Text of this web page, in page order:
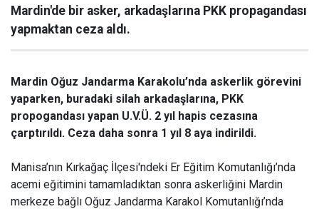
Mardin'de bir asker, arkadaşlarına PKK propagandası
yapmaktan ceza aldı.
Mardin Oğuz Jandarma Karakolu’nda askerlik görevini
yaparken, buradaki silah arkadaşlarına, PKK
propogandası yapan U.V.Ü. 2 yıl hapis cezasına
çarptırıldı. Ceza daha sonra 1 yıl 8 aya indirildi.
Manisa’nın Kırkağaç İlçesi'ndeki Er Eğitim Komutanlığı’nda
acemi eğitimini tamamladıktan sonra askerliğini Mardin
merkeze bağlı Oğuz Jandarma Karakol Komutanlığı’nda